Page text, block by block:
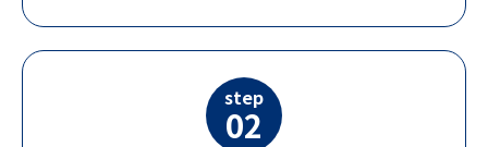
step
02